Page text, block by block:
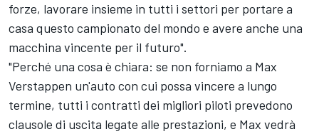
forze, lavorare insieme in tutti i settori per portare a
casa questo campionato del mondo e avere anche una
macchina vincente per il futuro".
"Perché una cosa è chiara: se non forniamo a Max
Verstappen un'auto con cui possa vincere a lungo
termine, tutti i contratti dei migliori piloti prevedono
clausole di uscita legate alle prestazioni, e Max vedrà